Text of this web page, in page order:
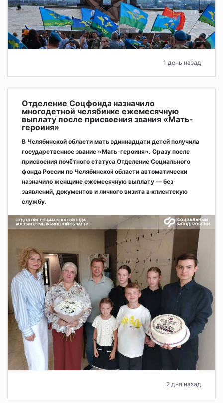
1 день назад
Отделение Соцфонда назначило
многодетной челябинке ежемесячную
выплату после присвоения звания «Мать-
героиня»
В Челябинской области мать одиннадцати детей получила
государственное звание «Мать-героиня». Сразу после
присвоения почётного статуса Отделение Социального
фонда России по Челябинской области автоматически
назначило женщине ежемесячную выплату — без
заявлений, документов и личного визита в клиентскую
службу.
2 дня назад